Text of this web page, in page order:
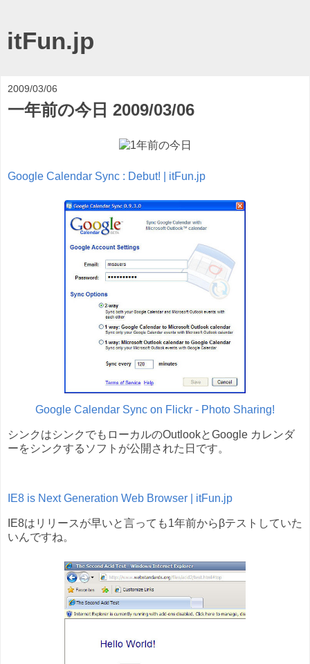
itFun.jp
2009/03/06
一年前の今日 2009/03/06
Google Calendar Sync : Debut! | itFun.jp
Google Calendar Sync on Flickr - Photo Sharing!
シンクはシンクでもローカルのOutlookとGoogle カレンダ
ーをシンクするソフトが公開された日です。
IE8 is Next Generation Web Browser | itFun.jp
IE8はリリースが早いと言っても1年前からβテストしていた
いんですね。